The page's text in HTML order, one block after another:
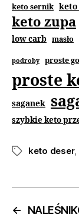
keto sernik keto
keto zupa
low carb masło
podroby proste
proste
saganek
szybkie keto
keto deser,
←